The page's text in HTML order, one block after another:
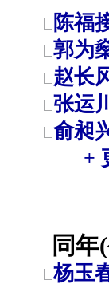
陈福
郭为
赵长
张运川
俞昶
+
同年(
杨玉